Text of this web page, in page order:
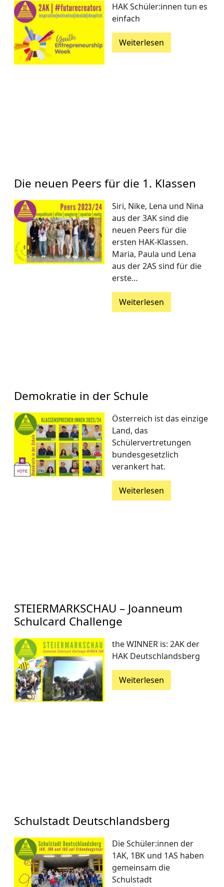
HAK Schüler:innen tun es
einfach
Weiterlesen
Die neuen Peers für die 1. Klassen
Siri, Nike, Lena und Nina
aus der 3AK sind die
neuen Peers für die
ersten HAK-Klassen.
Maria, Paula und Lena
aus der 2AS sind für die
erste…
Weiterlesen
Demokratie in der Schule
Österreich ist das einzige
Land, das
Schülervertretungen
bundesgesetzlich
verankert hat.
Weiterlesen
STEIERMARKSCHAU – Joanneum
Schulcard Challenge
the WINNER is: 2AK der
HAK Deutschlandsberg
Weiterlesen
Schulstadt Deutschlandsberg
Die Schüler:innen der
1AK, 1BK und 1AS haben
gemeinsam die
Schulstadt